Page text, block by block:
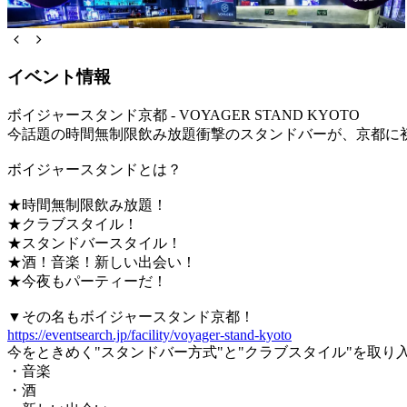
イベント情報
ボイジャースタンド京都 - VOYAGER STAND KYOTO
今話題の時間無制限飲み放題衝撃のスタンドバーが、京都に
ボイジャースタンドとは？
★時間無制限飲み放題！
★クラブスタイル！
★スタンドバースタイル！
★酒！音楽！新しい出会い！
★今夜もパーティーだ！
▼その名もボイジャースタンド京都！
https://eventsearch.jp/facility/voyager-stand-kyoto
今をときめく"スタンドバー方式"と"クラブスタイル"を取り
・音楽
・酒